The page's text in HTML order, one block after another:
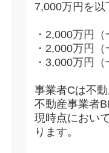
7,000万円を
・2,000万円
・2,000万円
・3,000万円
事業者Cは不
不動産事業者
現時点におい
ります。